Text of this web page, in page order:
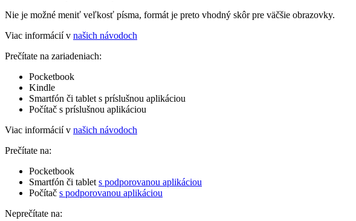
Nie je možné meniť veľkosť písma, formát je preto vhodný skôr pre väčšie obrazovky.
Viac informácií v našich návodoch
Prečítate na zariadeniach:
Pocketbook
Kindle
Smartfón či tablet s príslušnou aplikáciou
Počítač s príslušnou aplikáciou
Viac informácií v našich návodoch
Prečítate na:
Pocketbook
Smartfón či tablet s podporovanou aplikáciou
Počítač s podporovanou aplikáciou
Neprečítate na: